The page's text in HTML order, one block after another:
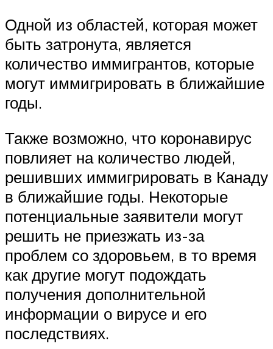
Одной из областей, которая может
быть затронута, является
количество иммигрантов, которые
могут иммигрировать в ближайшие
годы.
Также возможно, что коронавирус
повлияет на количество людей,
решивших иммигрировать в Канаду
в ближайшие годы. Некоторые
потенциальные заявители могут
решить не приезжать из-за
проблем со здоровьем, в то время
как другие могут подождать
получения дополнительной
информации о вирусе и его
последствиях.